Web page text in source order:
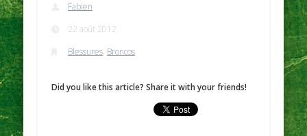
Fabien
22 août 2012
Blessures, Broncos
Did you like this article? Share it with your friends!